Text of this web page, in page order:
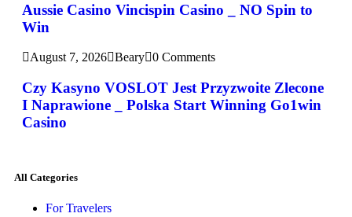
Aussie Casino Vincispin Casino _ NO Spin to
Win
August 7, 2026 Beary 0 Comments
Czy Kasyno VOSLOT Jest Przyzwoite Zlecone
I Naprawione _ Polska Start Winning Go1win
Casino
All Categories
For Travelers